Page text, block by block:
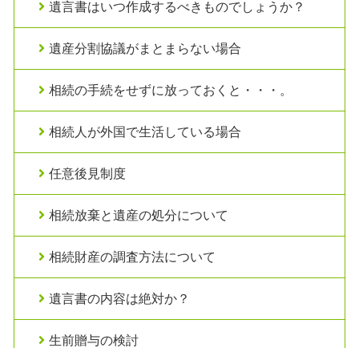
遺言書はいつ作成するべきものでしょうか？
遺産分割協議がまとまらない場合
相続の手続をせずに放っておくと・・・。
相続人が外国で生活している場合
任意後見制度
相続放棄と遺産の処分について
相続財産の調査方法について
遺言書の内容は絶対か？
生前贈与の検討